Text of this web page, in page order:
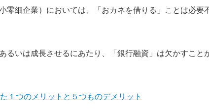
零細企業）においては、「おカネを借りる」ことは必要
るいは成長させるにあたり、「銀行融資」は欠かすこと
１つのメリットと５つものデメリット